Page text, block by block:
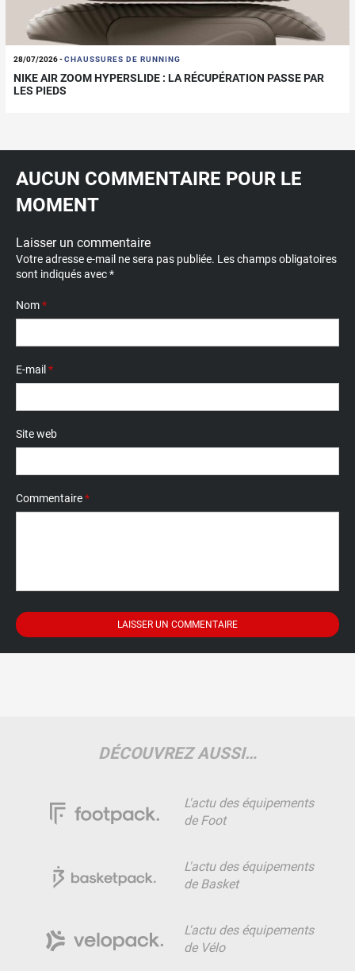
28/07/2026-CHAUSSURES DE RUNNING
NIKE AIR ZOOM HYPERSLIDE : LA RÉCUPÉRATION PASSE PAR
LES PIEDS
AUCUN COMMENTAIRE POUR LE
MOMENT
Laisser un commentaire
Votre adresse e-mail ne sera pas publiée. Les champs obligatoires
sont indiqués avec*
Nom*
E-mail *
Site web
Commentaire*
DÉCOUVREZ AUSSI…
L'actu des équipements
de Foot
L'actu des équipements
de Basket
L'actu des équipements
de Vélo